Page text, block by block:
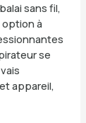
sans fil,
à
se
appareil,